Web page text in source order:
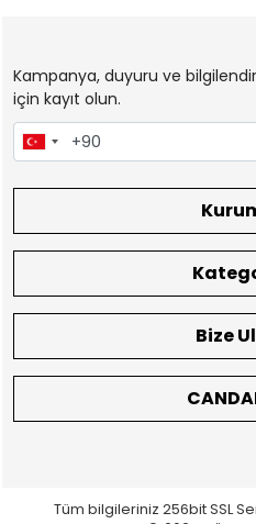
Kampanya, duyuru ve
için kayıt olun.
Bize
Tüm bilgileriniz 256bit SSL